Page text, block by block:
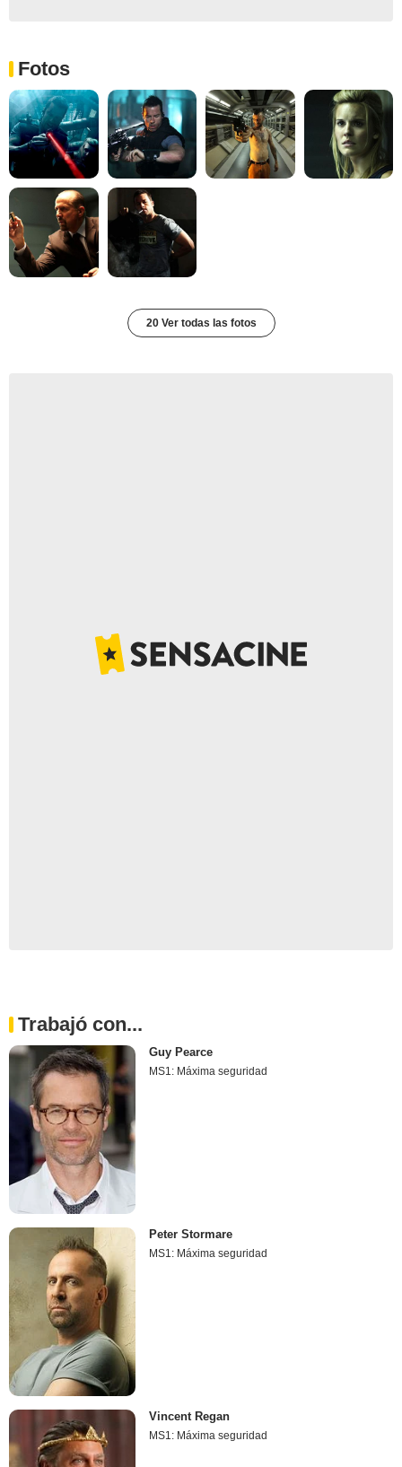
Fotos
20 Ver todas las fotos
Trabajó con...
Guy Pearce
MS1: Máxima seguridad
Peter Stormare
MS1: Máxima seguridad
Vincent Regan
MS1: Máxima seguridad